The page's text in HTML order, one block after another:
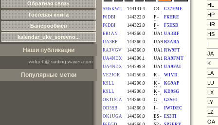
Обратная связь
Гостевая книга
Банерообмен
kalendar_ukv_sorevno...
Наши публикации
widget @ surfing-waves.com
Популярные метки
HL
HP
HR
HS
I
JA
K
LA
LU
LX
LY
LZ
OA